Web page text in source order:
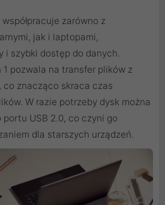
zarówno z
jak i laptopami,
i szybki dostęp do danych.
1 pozwala na transfer plików z
co znacząco skraca czas
W razie potrzeby dysk można
portu USB 2.0, co czyni go
dla starszych urządzeń.